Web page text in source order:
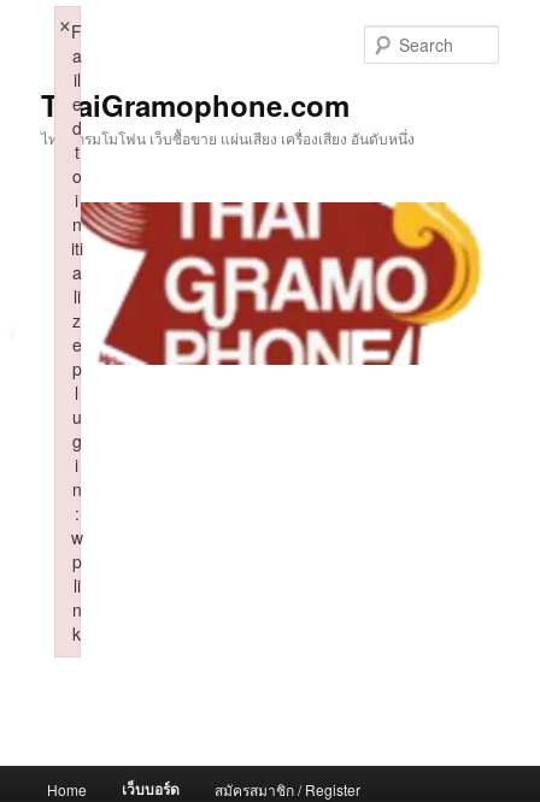
ThaiGramophone.com
ไทยแกรมโมโฟน เว็บซื้อขาย แผ่นเสียง เครื่องเสียง อันดับหนึ่ง
Home เว็บบอร์ด สมัครสมาชิก / Register
F
a
il
e
d
t
o
i
n
iti
a
li
z
e
p
l
u
g
i
n
:
w
p
li
n
k
×
Failed to initialize plugin: wplink